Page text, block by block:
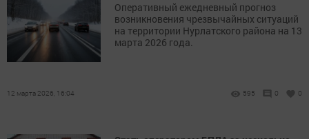
Оперативный ежедневный прогноз
возникновения чрезвычайных ситуаций
на территории Нурлатского района на 13
марта 2026 года.
12 марта 2026, 16:04 595 0 0